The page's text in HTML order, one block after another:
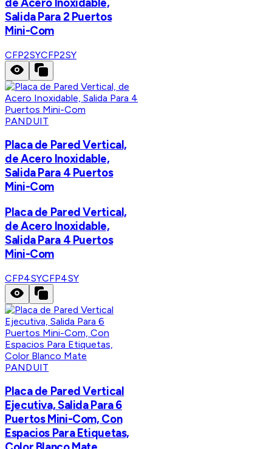
Salida Para 2 Puertos
Mini-Com
CFP2SYCFP2SY
PANDUIT
Placa de Pared Vertical,
de Acero Inoxidable,
Salida Para 4 Puertos
Mini-Com
Placa de Pared Vertical,
de Acero Inoxidable,
Salida Para 4 Puertos
Mini-Com
CFP4SYCFP4SY
PANDUIT
Placa de Pared Vertical
Ejecutiva, Salida Para 6
Puertos Mini-Com, Con
Espacios Para Etiquetas,